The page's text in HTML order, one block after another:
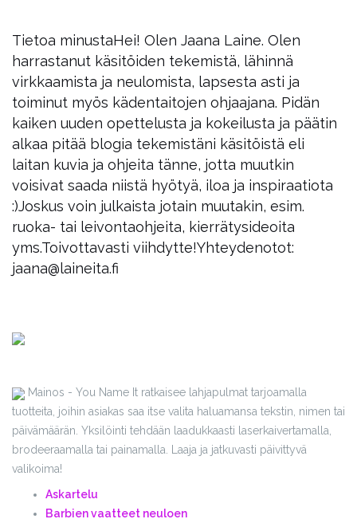
Tietoa minustaHei! Olen Jaana Laine. Olen
harrastanut käsitöiden tekemistä, lähinnä
virkkaamista ja neulomista, lapsesta asti ja
toiminut myös kädentaitojen ohjaajana. Pidän
kaiken uuden opettelusta ja kokeilusta ja päätin
alkaa pitää blogia tekemistäni käsitöistä eli
laitan kuvia ja ohjeita tänne, jotta muutkin
voisivat saada niistä hyötyä, iloa ja inspiraatiota
:)Joskus voin julkaista jotain muutakin, esim.
ruoka- tai leivontaohjeita, kierrätysideoita
yms.Toivottavasti viihdytte!Yhteydenotot:
jaana@laineita.fi
Mainos - You Name It ratkaisee lahjapulmat tarjoamalla
tuotteita, joihin asiakas saa itse valita haluamansa tekstin, nimen tai
päivämäärän. Yksilöinti tehdään laadukkaasti laserkaivertamalla,
brodeeraamalla tai painamalla. Laaja ja jatkuvasti päivittyvä
valikoima!
Askartelu
Barbien vaatteet neuloen